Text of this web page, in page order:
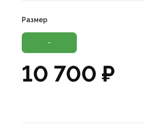
Размер
-
10 700 ₽